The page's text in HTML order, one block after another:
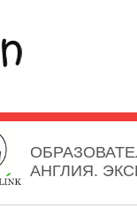
АНГЛИЯ.